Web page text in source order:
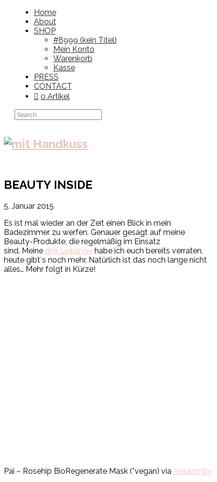
Home
About
SHOP
#8999 (kein Titel)
Mein Konto
Warenkorb
Kasse
PRESS
CONTACT
0 Artikel
BEAUTY INSIDE
5. Januar 2015
Es ist mal wieder an der Zeit einen Blick in mein
Badezimmer zu werfen. Genauer gesagt auf meine
Beauty-Produkte, die regelmäßig im Einsatz
sind. Meine drei Lieblinge habe ich euch bereits verraten,
heute gibt´s noch mehr. Natürlich ist das noch lange nicht
alles… Mehr folgt in Kürze!
Pai – Rosehip BioRegenerate Mask (*vegan) via Amazingly